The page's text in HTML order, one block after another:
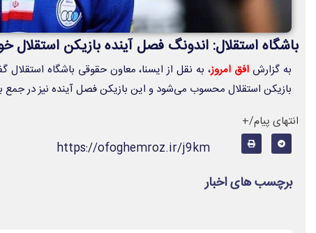
باشگاه استقلال: اندونگ فصل آینده بازیکن استقلال
به گزارش افق امروز، به نقل از ایسنا، معاون حقوقی باشگاه استقلال
بازیکن استقلال محسوب می‌شود و این بازیکن فصل آینده نیز در جمع
انتهای پیام/+
https://ofoghemroz.ir/j9km
برچسب های اخبار